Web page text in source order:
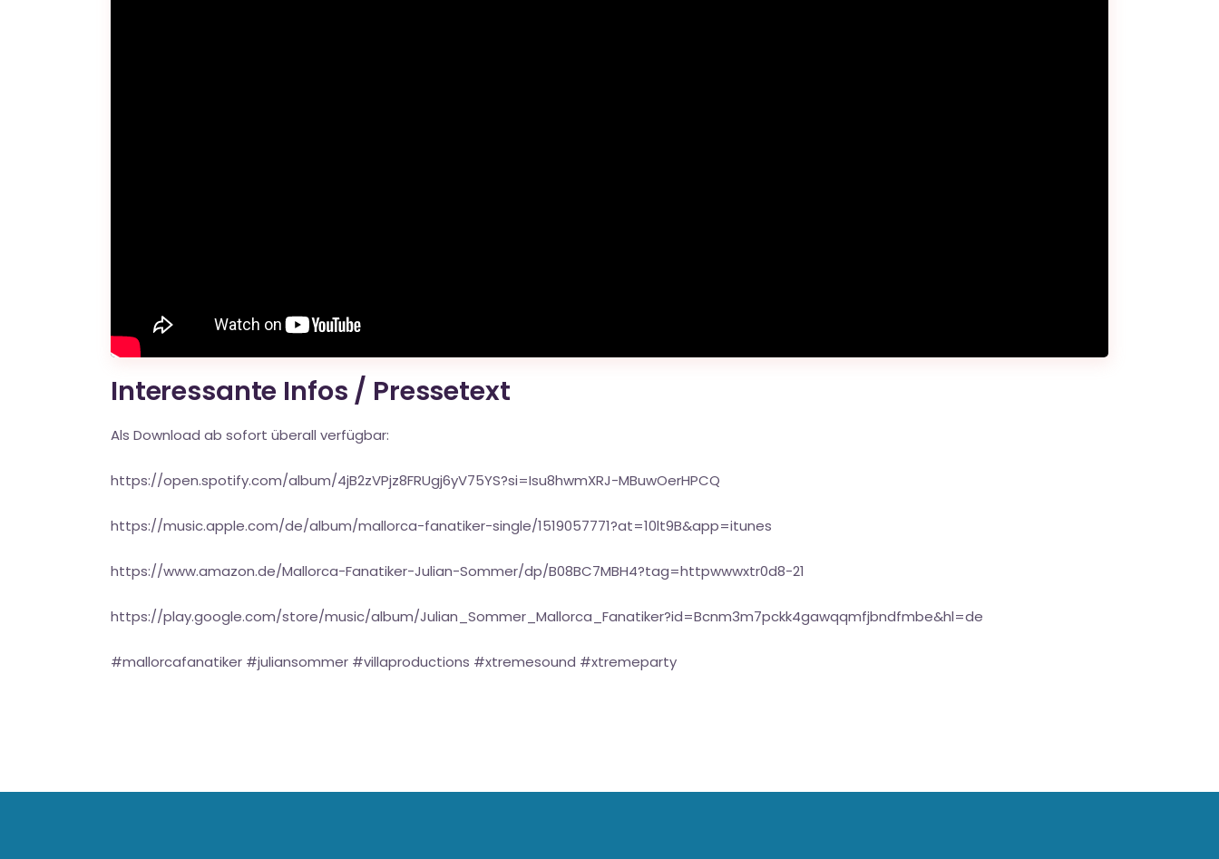
Interessante Infos / Pressetext
Als Download ab sofort überall verfügbar:
https://open.spotify.com/album/4jB2zVPjz8FRUgj6yV75YS?si=Isu8hwmXRJ-MBuwOerHPCQ
https://music.apple.com/de/album/mallorca-fanatiker-single/1519057771?at=10lt9B&app=itunes
https://www.amazon.de/Mallorca-Fanatiker-Julian-Sommer/dp/B08BC7MBH4?tag=httpwwwxtr0d8-21
https://play.google.com/store/music/album/Julian_Sommer_Mallorca_Fanatiker?id=Bcnm3m7pckk4gawqqmfjbndfmbe&hl=de
#mallorcafanatiker #juliansommer #villaproductions #xtremesound #xtremeparty